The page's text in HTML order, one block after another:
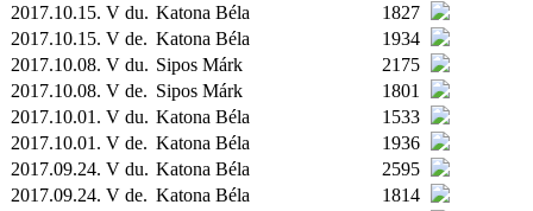
2017.10.15. V du. Katona Béla
1827
2017.10.15. V de. Katona Béla
1934
2017.10.08. V du. Sipos Márk
2175
2017.10.08. V de. Sipos Márk
1801
2017.10.01. V du. Katona Béla
1533
2017.10.01. V de. Katona Béla
1936
2017.09.24. V du. Katona Béla
2595
2017.09.24. V de. Katona Béla
1814